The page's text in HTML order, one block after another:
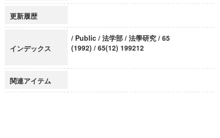
更新履歴
インデックス
/ Public / 法学部 / 法學研究 / 65
(1992) / 65(12) 199212
関連アイテム